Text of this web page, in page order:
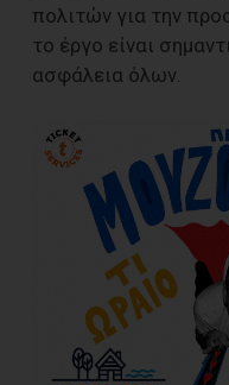
πολιτών για την
το έργο είναι
ασφάλεια όλων.